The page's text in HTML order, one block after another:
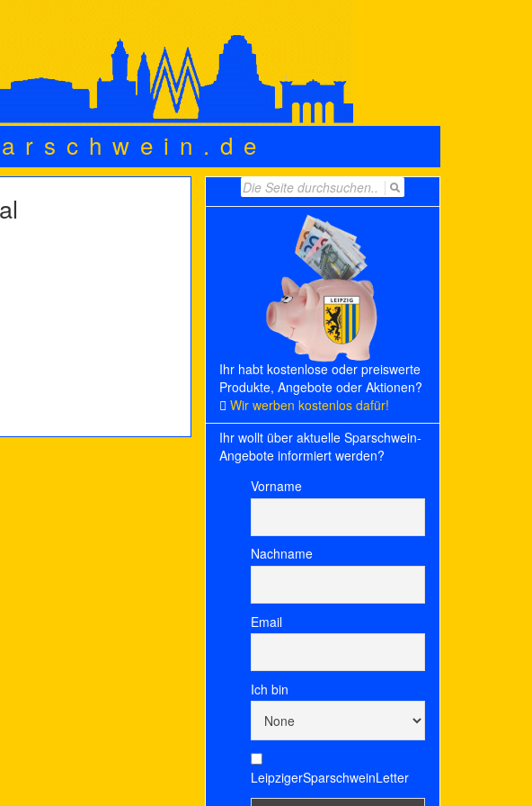
Search
for:
Ihr habt kostenlose oder preiswerte
Produkte, Angebote oder Aktionen?
Wir werben kostenlos dafür!
Ihr wollt über aktuelle Sparschwein-
Angebote informiert werden?
Vorname
Nachname
Email
Ich bin
LeipzigerSparschweinLetter